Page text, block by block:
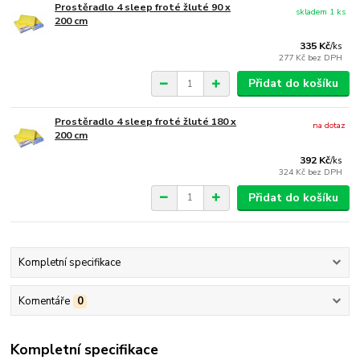
Prostěradlo 4 sleep froté žluté 90 x
200 cm
335 Kč/ks
277 Kč bez DPH
skladem 1 ks
Přidat do košíku
Prostěradlo 4 sleep froté žluté 180 x
200 cm
392 Kč/ks
324 Kč bez DPH
na dotaz
Přidat do košíku
Kompletní specifikace
Komentáře 0
Kompletní specifikace